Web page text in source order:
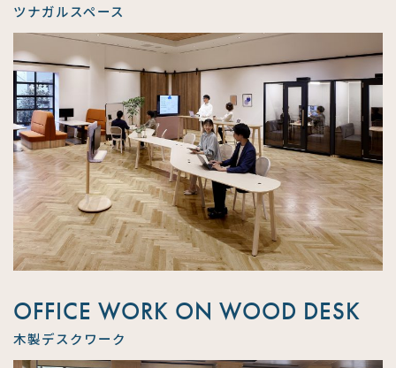
ツナガルスペース
OFFICE WORK ON WOOD DESK
木製デスクワーク